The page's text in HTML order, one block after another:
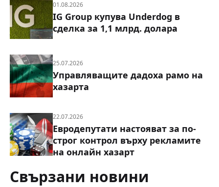
01.08.2026
IG Group купува Underdog в
сделка за 1,1 млрд. долара
25.07.2026
Управляващите дадоха рамо на
хазарта
22.07.2026
Евродепутати настояват за по-
строг контрол върху рекламите
на онлайн хазарт
Свързани новини